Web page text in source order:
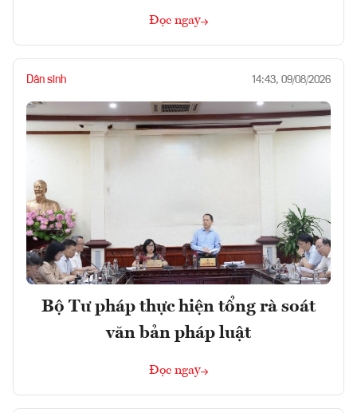
Đọc ngay
Dân sinh 14:43, 09/08/2026
Bộ Tư pháp thực hiện tổng rà soát
văn bản pháp luật
Đọc ngay